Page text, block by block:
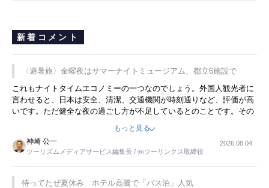
新着コメント
〈避暑旅〉金曜夜はサマーナイトミュージアム、都立6施設で
これもナイトタイムエコノミーの一つなのでしょう。外国人観光者に
言わせると、日本は安全、清潔、交通機関が時刻通りなど、評価が高
いです。ただ健全な夜の過ごし方が不足しているとのことです。その
ような意味で、金曜夜にこのようなイベントが行われれば、日本人に
限らず外国人にとっても楽しみが増えるでしょうね。
もっと見る
神崎 公一
ツーリズムメディアサービス編集長 / ㈱ツーリンクス取締役
2026.08.04
待ってたぜ夏休み ホテル高騰で「バス泊」人気